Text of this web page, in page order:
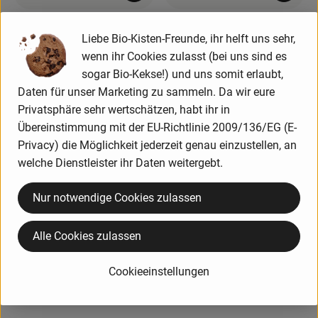
, Preis:
Ingwer
, Herkunft:
Peru
, Preis:
Papaya ca 800g
, Herkunft:
Spanien, Referenzpreis:
12,39 €/ kg
, Herkunft:
Produkt zum Warenkorb hinzufügen
, Verband:
, Kontrollstelle:
DE-ÖKO-039
Produkt zu Favouriten hinzufügen
, Preis:
10,49 €
, Herkunft:
Produkt zu Favouriten hinzufügen
Liebe Bio-Kisten-Freunde, ihr helft uns sehr,
wenn ihr Cookies zulasst (bei uns sind es
sogar Bio-Kekse!) und uns somit erlaubt,
Daten für unser Marketing zu sammeln. Da wir eure
Privatsphäre sehr wertschätzen, habt ihr in
Übereinstimmung mit der EU-Richtlinie 2009/136/EG (E-
Privacy) die Möglichkeit jederzeit genau einzustellen, an
welche Dienstleister ihr Daten weitergebt.
Cookieeinstellungen
Nur notwendige Cookies zulassen
Alle Cookies zulassen